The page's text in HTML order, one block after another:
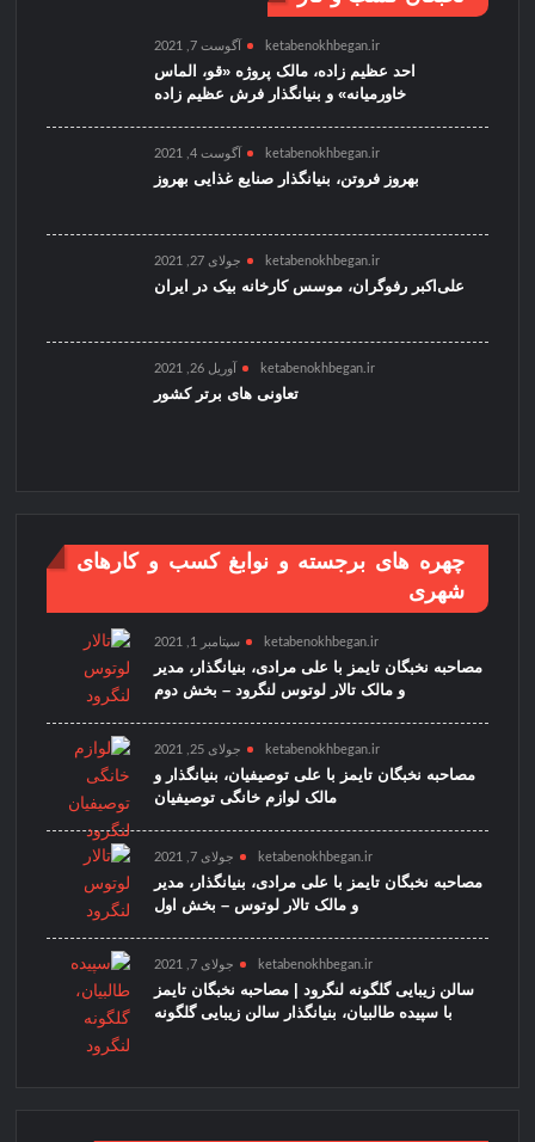
ketabenokhbegan.ir آگوست 7, 2021
احد عظیم زاده، مالک پروژه «قو، الماس
خاورمیانه» و بنیانگذار فرش عظیم زاده
ketabenokhbegan.ir آگوست 4, 2021
بهروز فروتن، بنیانگذار صنایع غذایی بهروز
ketabenokhbegan.ir جولای 27, 2021
علی‌اکبر رفوگران، موسس کارخانه بیک در ایران
ketabenokhbegan.ir آوریل 26, 2021
تعاونی های برتر کشور
چهره های برجسته و نوابغ کسب و کارهای
شهری
ketabenokhbegan.ir سپتامبر 1, 2021
مصاحبه نخبگان تایمز با علی مرادی، بنیانگذار، مدیر
و مالک تالار لوتوس لنگرود – بخش دوم
ketabenokhbegan.ir جولای 25, 2021
مصاحبه نخبگان تایمز با علی توصیفیان، بنیانگذار و
مالک لوازم خانگی توصیفیان
ketabenokhbegan.ir جولای 7, 2021
مصاحبه نخبگان تایمز با علی مرادی، بنیانگذار، مدیر
و مالک تالار لوتوس – بخش اول
ketabenokhbegan.ir جولای 7, 2021
سالن زیبایی گلگونه لنگرود | مصاحبه نخبگان تایمز
با سپیده طالبیان، بنیانگذار سالن زیبایی گلگونه